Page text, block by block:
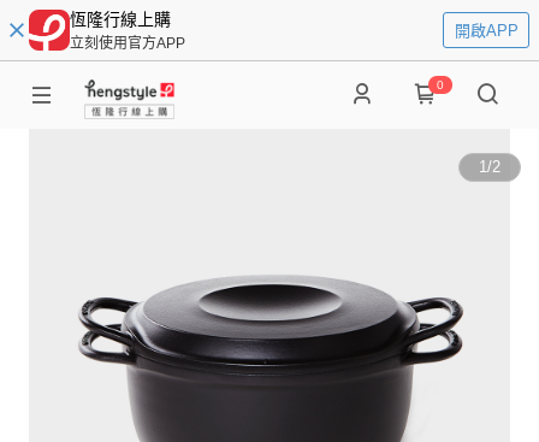
恆隆行線上購
立刻使用官方APP
開啟APP
0
1/2